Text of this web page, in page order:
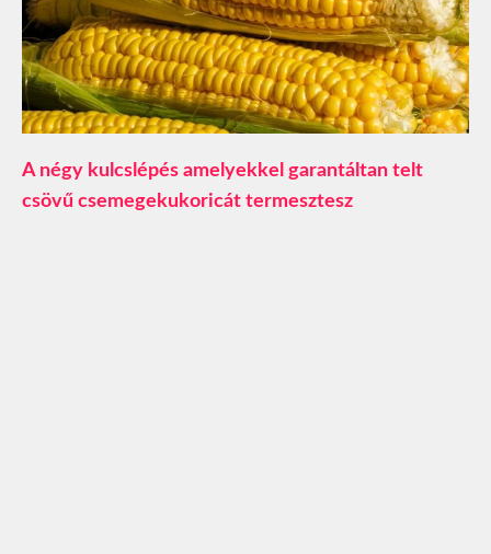
A négy kulcslépés amelyekkel garantáltan telt
csövű csemegekukoricát termesztesz